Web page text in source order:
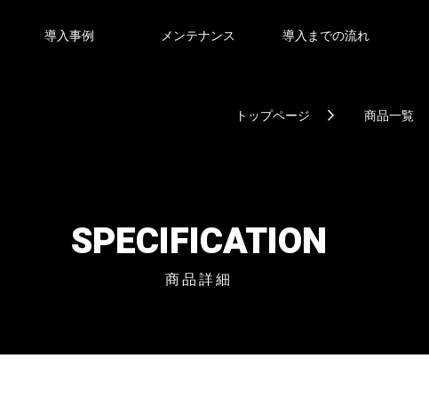
導入事例 メンテナンス 導入までの流れ
トップページ 商品一覧
SPECIFICATION
商品詳細